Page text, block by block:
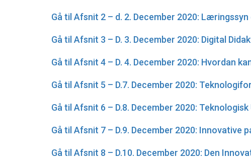
Gå til Afsnit 2 – d. 2. December 2020:
Gå til Afsnit 3 – D. 3. December 2020: Digital
Gå til Afsnit 4 – D. 4. December 2020: Hvordan
Gå til Afsnit 5 – D.7. December 2020:
Gå til Afsnit 6 – D.8. December 2020: Teknologisk
Gå til Afsnit 7 – D.9. December 2020: Innovative
Gå til Afsnit 8 – D.10. December 2020: Den